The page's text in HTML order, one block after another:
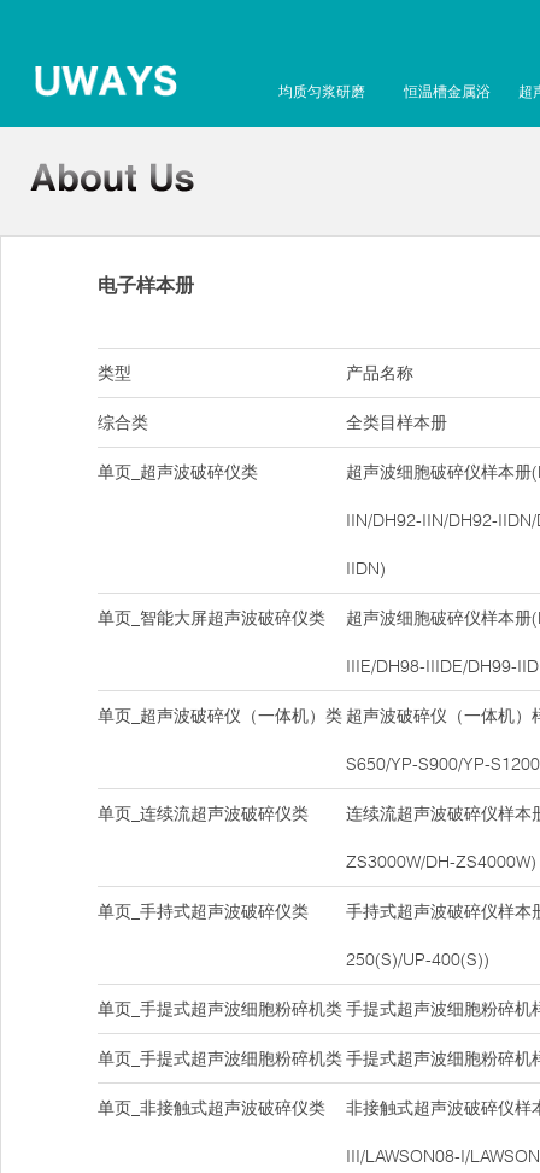
均质匀浆研磨 恒温槽金属浴 超
电子样本册
类型 产品名称
综合类 全类目样本册
单页_超声波破碎仪类 超声波细胞破碎仪样本册
IIN/DH92-IIN/DH92-
IIDN)
单页_智能大屏超声波破碎仪类 超声波细胞破碎仪样本册
IIIE/DH98-IIIDE/DH99-
单页_超声波破碎仪（一体机）类 超声波破碎仪（一体机）
S650/YP-S900/YP-
单页_连续流超声波破碎仪类 连续流超声波破碎仪样本
ZS3000W/DH-ZS4000W)
单页_手持式超声波破碎仪类 手持式超声波破碎仪样本
250(S)/UP-400(S))
单页_手提式超声波细胞粉碎机类手提式超声波细胞粉碎机
单页_手提式超声波细胞粉碎机类手提式超声波细胞粉碎机
单页_非接触式超声波破碎仪类 非接触式超声波破碎仪样
III/LAWSON08-I/